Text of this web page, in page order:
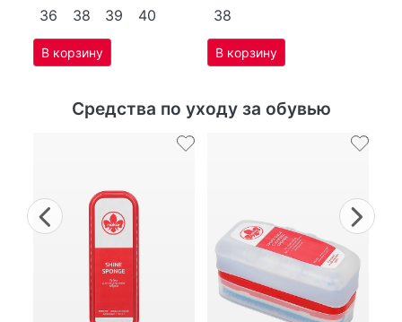
36 38 39 40 38
Средства по уходу за обувью
Previous